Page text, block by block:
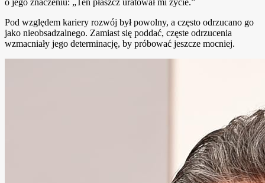
Pod względem kariery rozwój był powolny, a często odrzucano go
jako nieobsadzalnego. Zamiast się poddać, częste odrzucenia
wzmacniały jego determinację, by próbować jeszcze mocniej.